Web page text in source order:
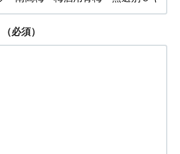
（必須）